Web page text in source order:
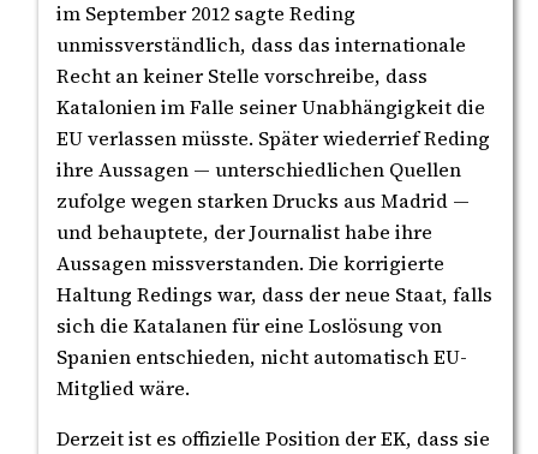
im September 2012 sagte Reding
unmissverständlich, dass das internationale
Recht an keiner Stelle vorschreibe, dass
Katalonien im Falle seiner Unabhängigkeit die
EU verlassen müsste. Später wiederrief Reding
ihre Aussagen — unterschiedlichen Quellen
zufolge wegen starken Drucks aus Madrid —
und behauptete, der Journalist habe ihre
Aussagen missverstanden. Die korrigierte
Haltung Redings war, dass der neue Staat, falls
sich die Katalanen für eine Loslösung von
Spanien entschieden, nicht automatisch EU-
Mitglied wäre.
Derzeit ist es offizielle Position der EK, dass sie